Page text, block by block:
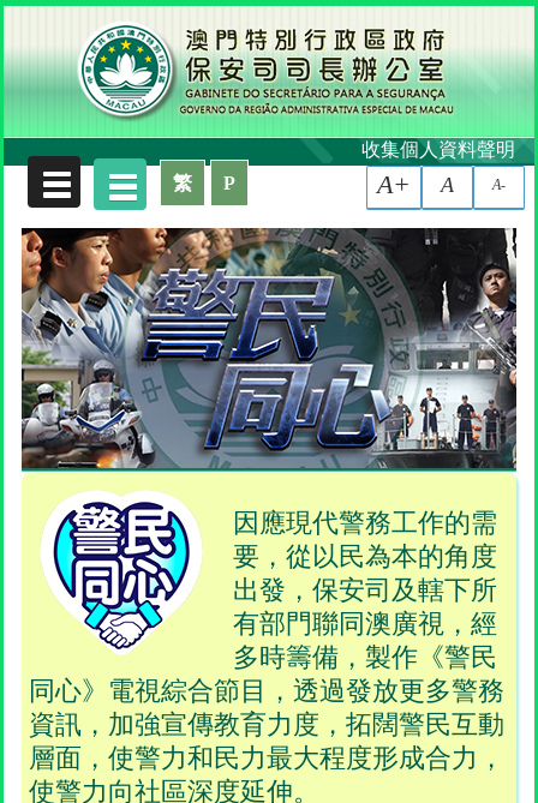
收集個人資料聲明
A-
A
A+
繁 P
因應現代警務工作的需
要，從以民為本的角度
出發，保安司及轄下所
有部門聯同澳廣視，經
多時籌備，製作《警民
同心》電視綜合節目，透過發放更多警務
資訊，加強宣傳教育力度，拓闊警民互動
層面，使警力和民力最大程度形成合力，
使警力向社區深度延伸。